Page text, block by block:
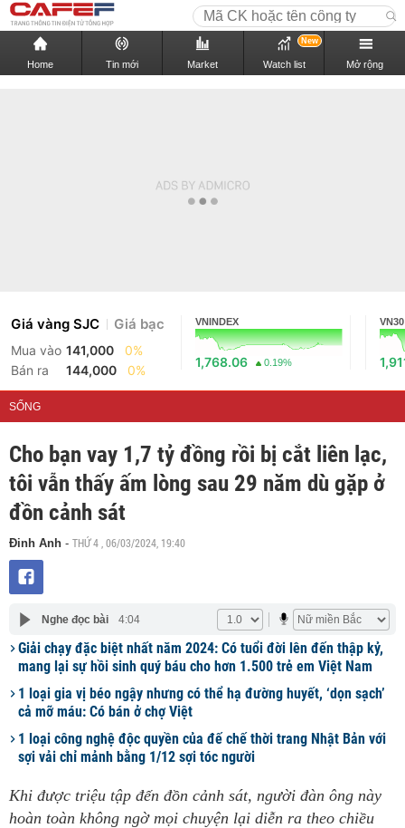
Home Tin mới Market Watch list
New
Mở rộng
Giá vàng SJC Giá bạc
Mua vào 141,000
0%
Bán ra
144,000 0%
VNINDEX
1,768.06 0.19%
VN30
SỐNG
Cho bạn vay 1,7 tỷ đồng rồi bị cắt liên lạc,
tôi vẫn thấy ấm lòng sau 29 năm dù gặp ở
đồn cảnh sát
Đinh Anh - THỨ 4 , 06/03/2024, 19:40
Nghe đọc bài 4:04
Giải chạy đặc biệt nhất năm 2024: Có tuổi đời lên đến thập kỷ,
mang lại sự hồi sinh quý báu cho hơn 1.500 trẻ em Việt Nam
1 loại gia vị béo ngậy nhưng có thể hạ đường huyết, ‘dọn sạch’
cả mỡ máu: Có bán ở chợ Việt
1 loại công nghệ độc quyền của đế chế thời trang Nhật Bản với
sợi vải chỉ mảnh bằng 1/12 sợi tóc người
Khi được triệu tập đến đồn cảnh sát, người đàn ông này
hoàn toàn không ngờ mọi chuyện lại diễn ra theo chiều